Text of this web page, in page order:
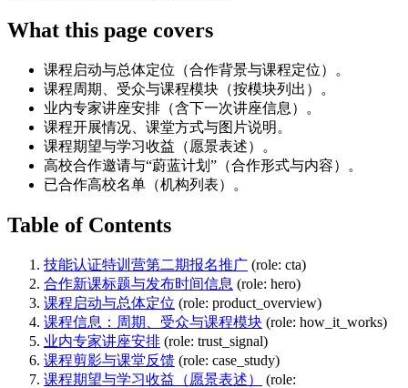
What this page covers
课程启动与总体定位（合作背景与课程定位）。
课程周期、受众与课程模块（按模块列出）。
业内专家讲座安排（含下一次讲座信息）。
课程开展情况、课堂方式与图片说明。
课程期望与学习收益（愿景表述）。
高校合作邀请与“蔚蓝计划”（合作形式与内容）。
已合作高校名单（机构列表）。
Table of Contents
技能认证特训营第二期报名推广 (role: cta)
合作新课标题与发布时间信息 (role: hero)
课程启动与总体定位 (role: product_overview)
课程信息：周期、受众与课程模块 (role: how_it_works)
业内专家讲座安排 (role: trust_signal)
课程剪影与课堂反馈 (role: case_study)
课程期望与学习收益（愿景表述）
(role: